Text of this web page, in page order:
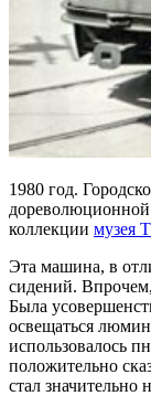
1980 год.
дореволюционной
коллекции музея
Эта машина, в
сидений.
Была
освещаться
использовалось
положительно
стал значительно